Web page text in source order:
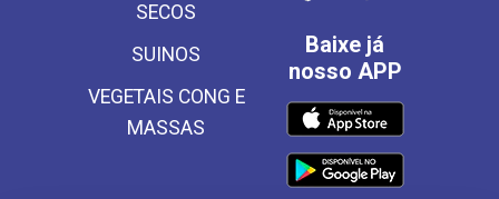
SECOS
SUINOS
VEGETAIS CONG E
MASSAS
Baixe já
nosso APP